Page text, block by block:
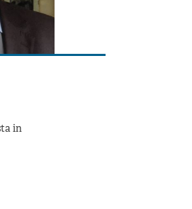
2021
e sostenibilità
in